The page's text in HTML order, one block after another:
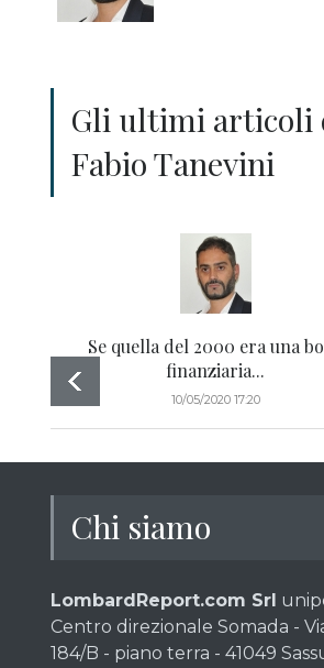
Gli ultimi articoli
Fabio Tanevini
Se quella del 2000 era una
finanziaria...
10/05/2020 17:20
Chi siamo
LombardReport.com Srl
Centro direzionale Somada -
184/B - piano terra - 41049